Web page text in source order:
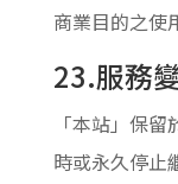
商業目的之使
23.服務
「本站」保
時或永久停止